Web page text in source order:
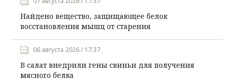
Найдено вещество, защищающее белок
восстановления мышц от старения
06 августа 2026 / 17:37
В салат внедрили гены свиньи для получения
мясного белка